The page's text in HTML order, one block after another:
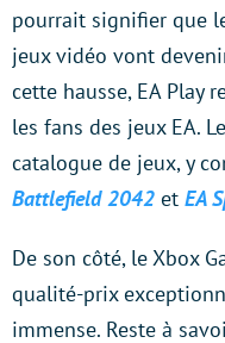
pourrait signifier que
jeux vidéo vont
cette hausse, EA Play
les fans des jeux EA.
catalogue de jeux, y
Battlefield 2042 et EA
De son côté, le Xbox
qualité-prix
immense. Reste à